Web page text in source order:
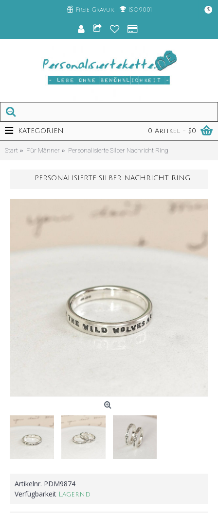
Freie Gravur ISO9001 $
0 Artikel - $0
KATEGORIEN
Start Für Männer Personalisierte Silber Nachricht Ring
PERSONALISIERTE SILBER NACHRICHT RING
Artikelnr. PDM9874
Verfügbarkeit Lagernd